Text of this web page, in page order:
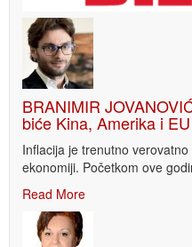
BRANIMIR
biće Kina, Amerika i EU
Inflacija je trenutno
ekonomiji. Početkom ove
Read More